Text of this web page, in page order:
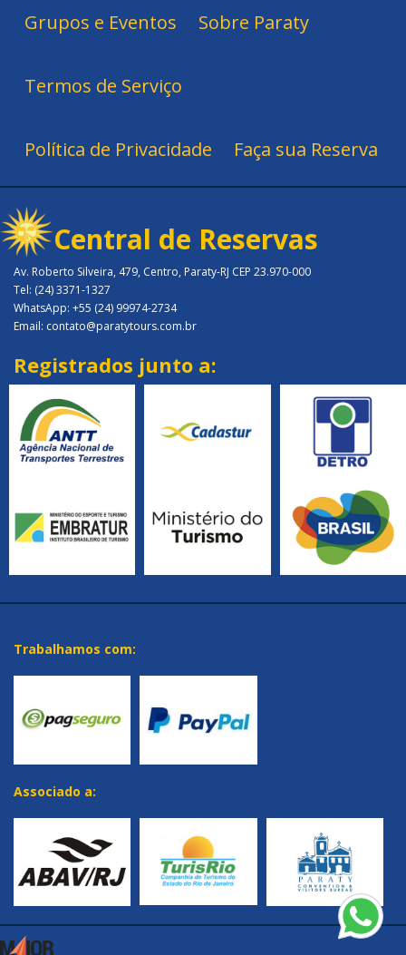
Grupos e Eventos Sobre Paraty
Termos de Serviço
Política de Privacidade Faça sua Reserva
Central de Reservas
Av. Roberto Silveira, 479, Centro, Paraty-RJ CEP 23.970-000
Tel: (24) 3371-1327
WhatsApp: +55 (24) 99974-2734
Email: contato@paratytours.com.br
Registrados junto a:
Trabalhamos com:
Associado a: